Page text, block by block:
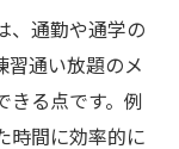
、通勤や通学の
習通い放題のメ
きる点です。例
時間に効率的に